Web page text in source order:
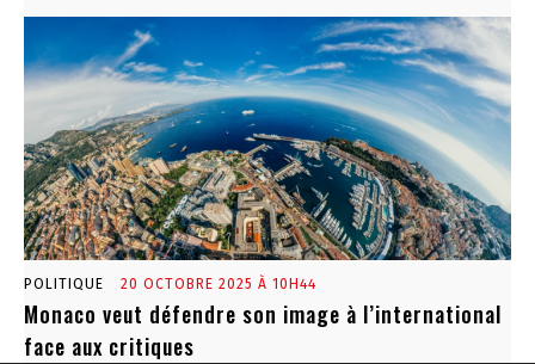
POLITIQUE 20 OCTOBRE 2025 À 10H44
Monaco veut défendre son image à l’international
face aux critiques